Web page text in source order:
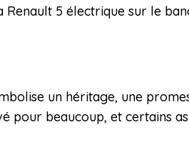
5 électrique sur le
un héritage, une
pour beaucoup, et certains